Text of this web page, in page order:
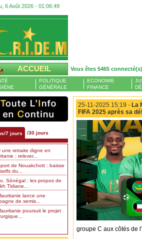
6 Août 2026 - 01:06:50
ACCUEIL Vous êtes 5465
POLITIQUE
GÉNÉRALE
ECONOMIE
FINANCE
7 jours /30 jours
une retraite digne en
: relever...
de Nouakchott : baisse
du...
Sénégal : les propos de
Tidiane...
lance une
de semis...
poursuit le projet
25-11-2025 15:19 - La
FIFA 2025 après sa
groupe C aux côtés de